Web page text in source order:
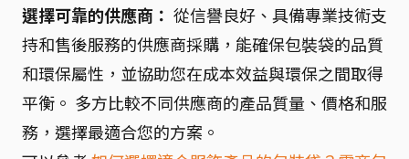
選擇可靠的供應商： 從信譽良好、具備專業技術支
持和售後服務的供應商採購，能確保包裝袋的品質
和環保屬性，並協助您在成本效益與環保之間取得
平衡。 多方比較不同供應商的產品質量、價格和服
務，選擇最適合您的方案。